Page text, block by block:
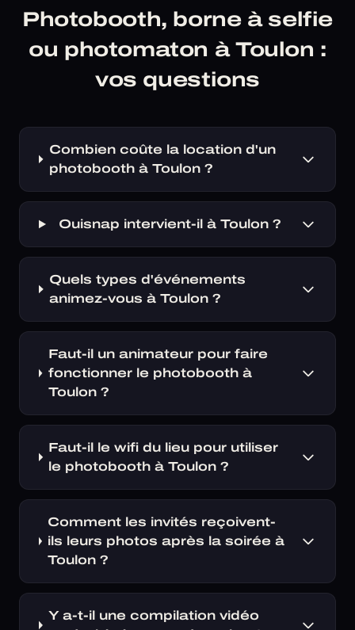
Photobooth, borne à selfie
ou photomaton à Toulon :
vos questions
Combien coûte la location d'un
photobooth à Toulon ?
Ouisnap intervient-il à Toulon ?
Quels types d'événements
animez-vous à Toulon ?
Faut-il un animateur pour faire
fonctionner le photobooth à
Toulon ?
Faut-il le wifi du lieu pour utiliser
le photobooth à Toulon ?
Comment les invités reçoivent-
ils leurs photos après la soirée à
Toulon ?
Y a-t-il une compilation vidéo